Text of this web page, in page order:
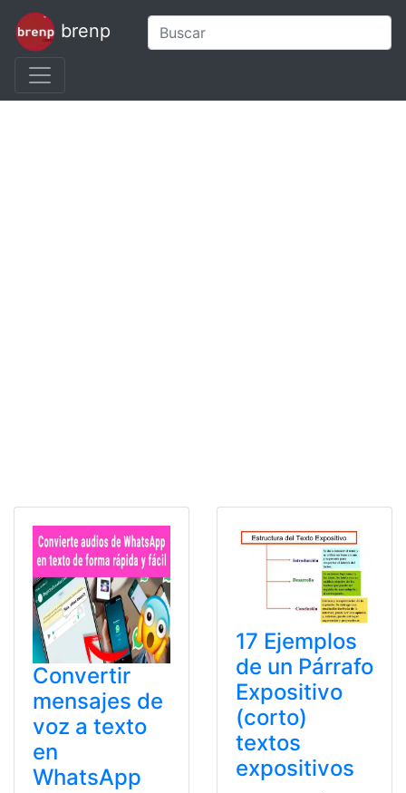
brenp
Convertir
mensajes de
voz a texto
en
WhatsApp
17 Ejemplos
de un Párrafo
Expositivo
(corto)
textos
expositivos